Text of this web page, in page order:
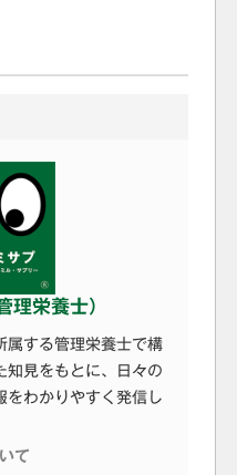
栄養士）
する管理栄養士で構
見をもとに、日々の
わかりやすく発信し
て